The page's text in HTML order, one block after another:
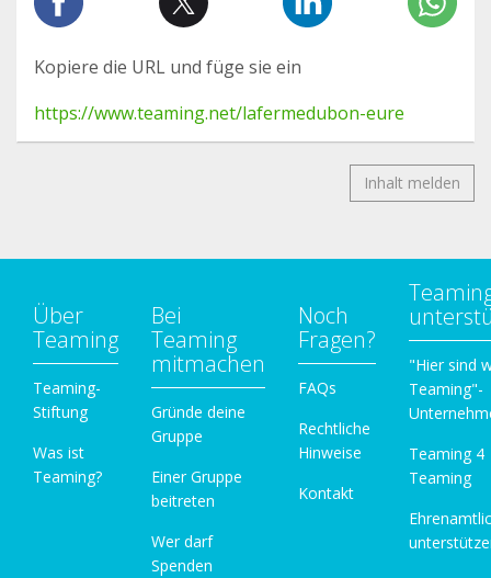
Kopiere die URL und füge sie ein
https://www.teaming.net/lafermedubon-eure
Inhalt melden
Über
Teaming
Teaming-
Stiftung
Was ist
Teaming?
Bei
Teaming
mitmachen
Gründe deine
Gruppe
Einer Gruppe
beitreten
Wer darf
Spenden
Noch
Fragen?
FAQs
Rechtliche
Hinweise
Kontakt
"Hier sind
Teaming"-
Teaming 4
Teaming